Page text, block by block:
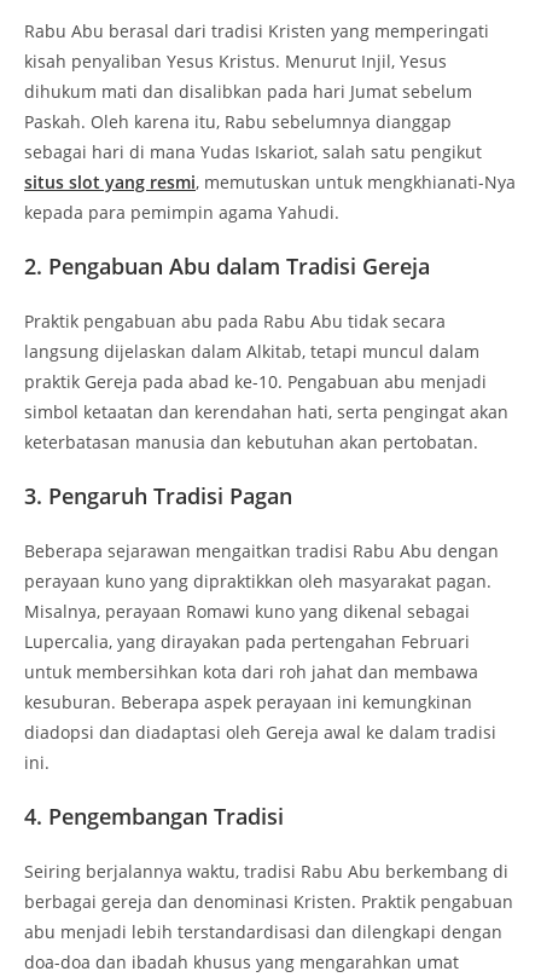
Rabu Abu berasal dari tradisi Kristen yang memperingati
kisah penyaliban Yesus Kristus. Menurut Injil, Yesus
dihukum mati dan disalibkan pada hari Jumat sebelum
Paskah. Oleh karena itu, Rabu sebelumnya dianggap
sebagai hari di mana Yudas Iskariot, salah satu pengikut
situs slot yang resmi, memutuskan untuk mengkhianati-Nya
kepada para pemimpin agama Yahudi.
2. Pengabuan Abu dalam Tradisi Gereja
Praktik pengabuan abu pada Rabu Abu tidak secara
langsung dijelaskan dalam Alkitab, tetapi muncul dalam
praktik Gereja pada abad ke-10. Pengabuan abu menjadi
simbol ketaatan dan kerendahan hati, serta pengingat akan
keterbatasan manusia dan kebutuhan akan pertobatan.
3. Pengaruh Tradisi Pagan
Beberapa sejarawan mengaitkan tradisi Rabu Abu dengan
perayaan kuno yang dipraktikkan oleh masyarakat pagan.
Misalnya, perayaan Romawi kuno yang dikenal sebagai
Lupercalia, yang dirayakan pada pertengahan Februari
untuk membersihkan kota dari roh jahat dan membawa
kesuburan. Beberapa aspek perayaan ini kemungkinan
diadopsi dan diadaptasi oleh Gereja awal ke dalam tradisi
ini.
4. Pengembangan Tradisi
Seiring berjalannya waktu, tradisi Rabu Abu berkembang di
berbagai gereja dan denominasi Kristen. Praktik pengabuan
abu menjadi lebih terstandardisasi dan dilengkapi dengan
doa-doa dan ibadah khusus yang mengarahkan umat